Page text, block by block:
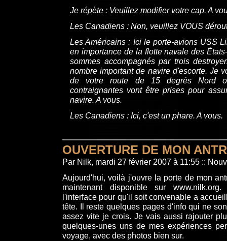
Je répète : Veuillez modifier votre cap. A
Les Canadiens : Non, veuillez VOUS
Les Américains : Ici le porte-avions USS
en importance de la flotte navale des
sommes accompagnés par trois
nombre important de navire d'escorte. Je
de votre route de 15 degrés Nord
contraignantes vont être prises pour
navire. A vous.
Les Canadiens : Ici, c'est un phare. A vous.
OUVERTURE DE MON
Par Nilk, mardi 27 février 2007 à 11:55 ::
Aujourd'hui, voilà j'ouvre la porte de mon
maintenant disponible sur
l'interface pour qu'il soit convenable a
tête. Il reste quelques pages d'info qui ne
assez vite je crois. Je vais aussi rajouter
quelques-unes uns de mes expériences
voyage, avec des photos bien sur.